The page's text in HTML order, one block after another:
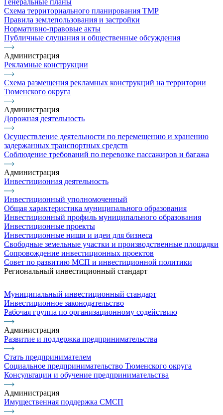
Генеральные планы
Схема территориального планирования ТМР
Правила землепользования и застройки
Нормативно-правовые акты
Публичные слушания и общественные обсуждения
Администрация
Рекламные конструкции
Схема размещения рекламных конструкций на территории
Тюменского округа
Администрация
Дорожная деятельность
Осуществление деятельности по перемещению и хранению
задержанных транспортных средств
Соблюдение требований по перевозке пассажиров и багажа
Администрация
Инвестиционная деятельность
Инвестиционный уполномоченный
Общая характеристика муниципального образования
Инвестиционный профиль муниципального образования
Инвестиционные проекты
Инвестиционные ниши и идеи для бизнеса
Свободные земельные участки и производственные площадки
Сопровождение инвестиционных проектов
Совет по развитию МСП и инвестиционной политики
Региональный инвестиционный стандарт
Муниципальный инвестиционный стандарт
Инвестиционное законодательство
Рабочая группа по организационному содействию
Администрация
Развитие и поддержка предпринимательства
Стать предпринимателем
Социальное предпринимательство Тюменского округа
Консультации и обучение предпринимательства
Администрация
Имущественная поддержка СМСП